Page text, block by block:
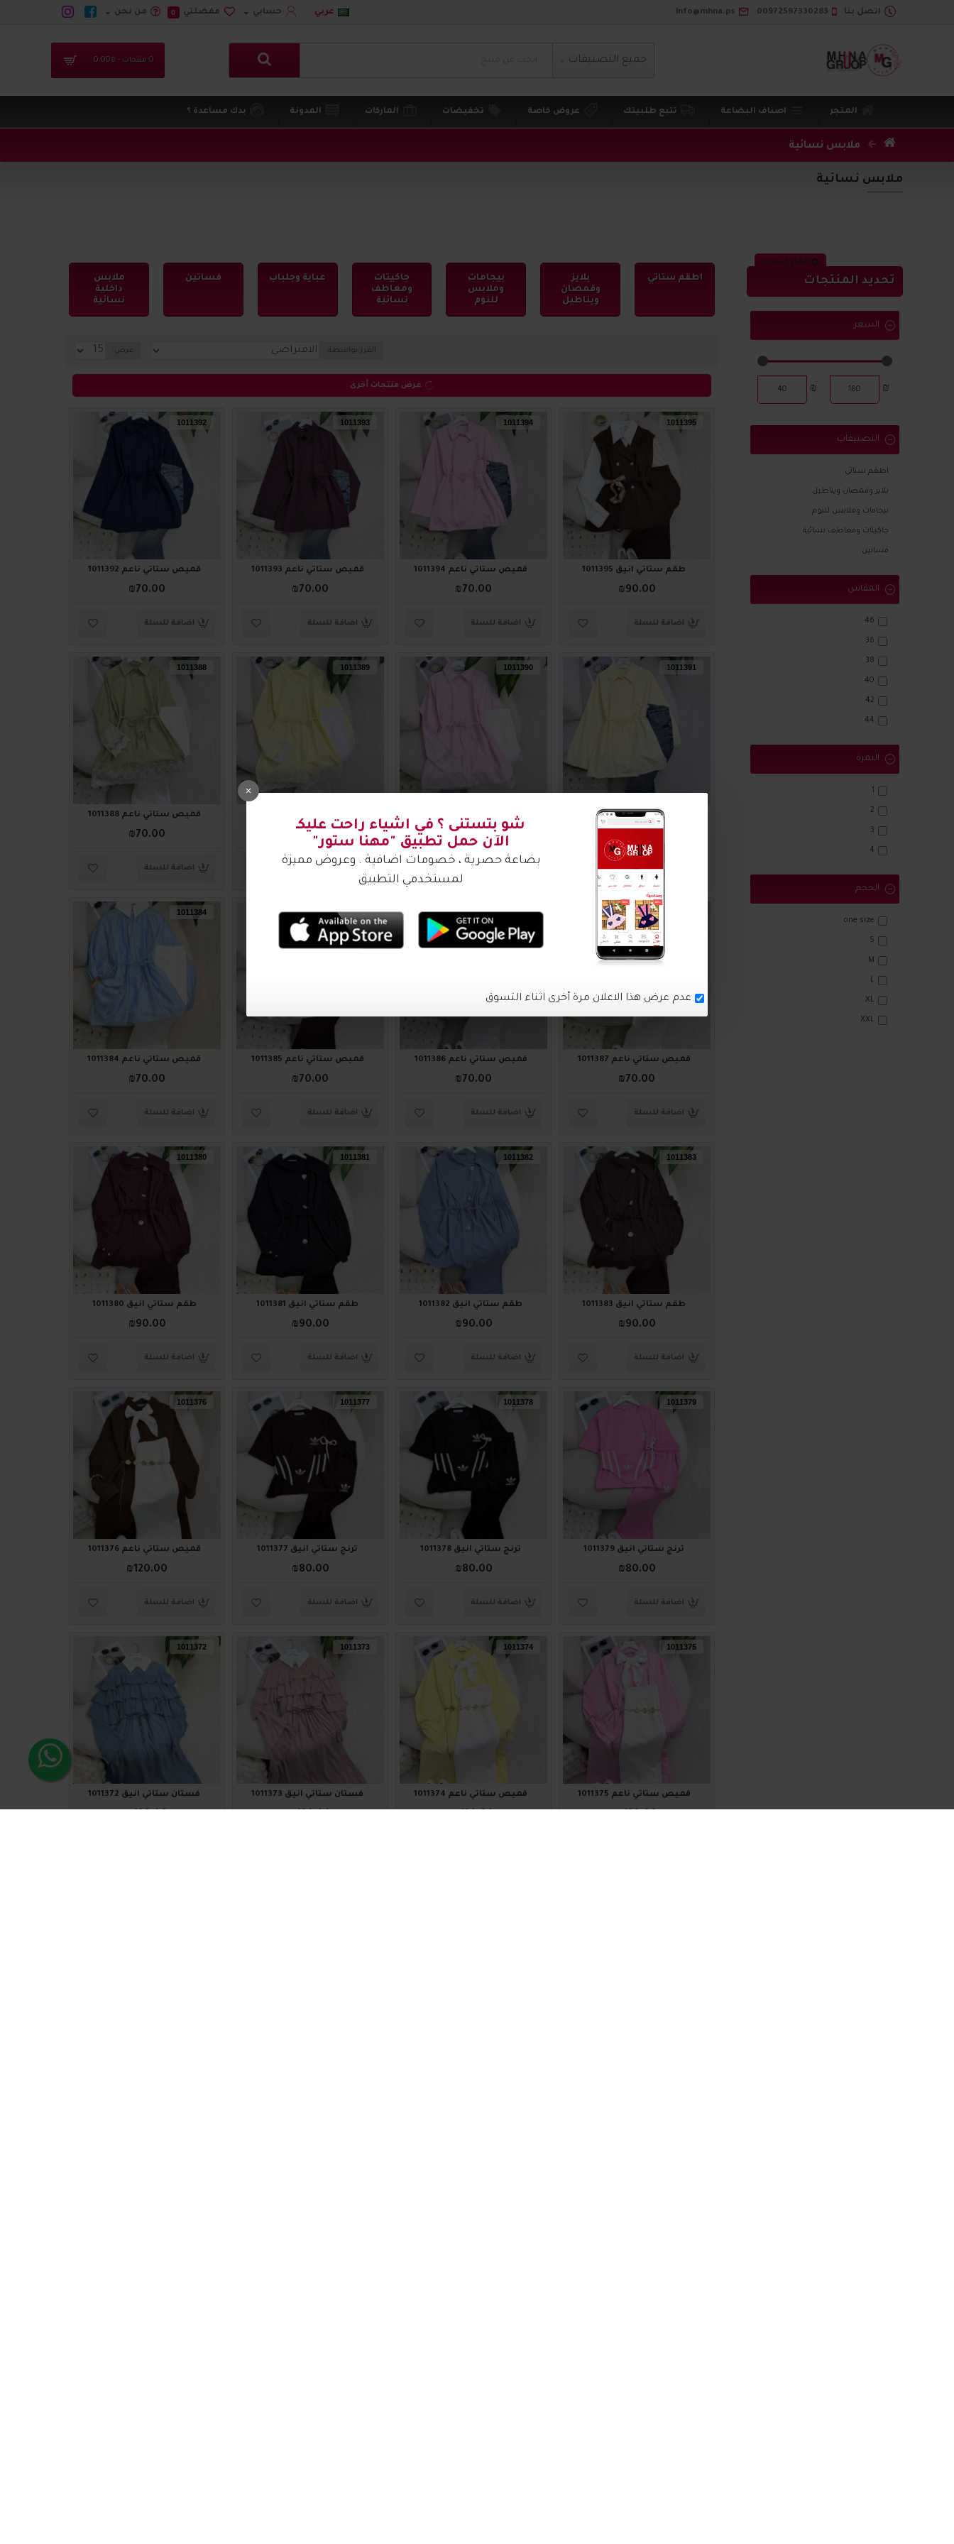
اتصل بنا 00972597330283
info@mhna.ps عربي حسابي مفضلتي 0 من نحن
جميع التصنيفات 0 منتجات - ₪0.00
المتجر اصناف البضاعة تتبع طلبيتك عروض خاصة تخفيضات الماركات المدونة بدك مساعدة ؟
ملابس نسائية
ملابس نسائية
تحديد المنتجات
الغاء التحديد
السعر
₪
₪
التصنيفات
اطقم ستاتي
بلايز وقمصان ويناطيل
بيجامات وملابس للنوم
جاكيتات ومعاطف نسائية
فساتين
المقاس
46
36
38
40
42
44
النمرة
1
2
3
4
الحجم
one size
S
M
L
XL
XXL
اطقم ستاتي
بلايز
وقمصان
ويناطيل
بيجامات
وملابس
للنوم
جاكيتات
ومعاطف
نسائية
عباية وجلباب فساتين
ملابس
داخلية
نسائية
الفرز بواسطة: عرض:
عرض منتجات أخرى
1011395
طقم ستاتي أنيق 1011395
₪90.00
اضافة للسلة
1011394
قميص ستاتي ناعم 1011394
₪70.00
اضافة للسلة
1011393
قميص ستاتي ناعم 1011393
₪70.00
اضافة للسلة
1011392
قميص ستاتي ناعم 1011392
₪70.00
اضافة للسلة
1011391
قميص ستاتي ناعم 1011391
اضافة للسلة
1011390
قميص ستاتي ناعم 1011390
₪70.00
اضافة للسلة
1011389
₪70.00
اضافة للسلة
1011388
قميص ستاتي ناعم 1011388
₪70.00
اضافة للسلة
قميص ستاتي ناعم 1011387
₪70.00
اضافة للسلة
1011386
قميص ستاتي ناعم 1011386
₪70.00
اضافة للسلة
1011385
قميص ستاتي ناعم 1011385
₪70.00
اضافة للسلة
1011384
قميص ستاتي ناعم 1011384
₪70.00
اضافة للسلة
1011383
طقم ستاتي أنيق 1011383
₪90.00
اضافة للسلة
1011382
طقم ستاتي أنيق 1011382
₪90.00
اضافة للسلة
1011381
طقم ستاتي أنيق 1011381
₪90.00
اضافة للسلة
1011380
طقم ستاتي أنيق 1011380
₪90.00
اضافة للسلة
1011379
ترنج ستاتي أنيق 1011379
₪80.00
اضافة للسلة
1011378
ترنج ستاتي أنيق 1011378
₪80.00
اضافة للسلة
1011377
ترنج ستاتي أنيق 1011377
₪80.00
اضافة للسلة
1011376
قميص ستاتي ناعم 1011376
₪120.00
اضافة للسلة
1011375
قميص ستاتي ناعم 1011375
1011374
قميص ستاتي ناعم 1011374
1011373
فستان ستاتي أنيق 1011373
1011372
فستان ستاتي أنيق 1011372